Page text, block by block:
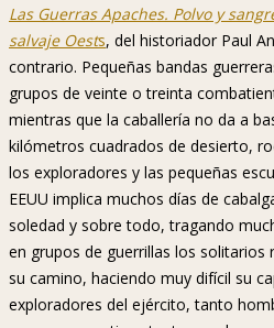
Las Guerras Apaches. Polvo y
salvaje Oests, del historiador Paul
contrario. Pequeñas bandas
grupos de veinte o treinta
mientras que la caballería no da a
kilómetros cuadrados de desierto,
los exploradores y las pequeñas
EEUU implica muchos días de
soledad y sobre todo, tragando
en grupos de guerrillas los solitarios
su camino, haciendo muy difícil su
exploradores del ejército, tanto